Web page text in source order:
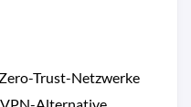
Trust-Netzwerke